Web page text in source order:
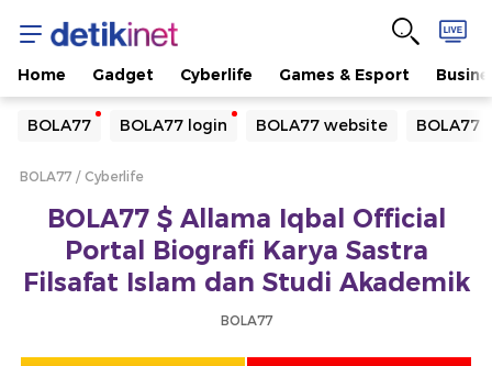
Home Gadget Cyberlife Games & Esport
BOLA77 BOLA77 login BOLA77 website BOLA77
Yang sedang ramai dicari
Loading...
Loading...
BOLA77 Cyberlife
BOLA77 $ Allama Iqbal Official
Portal Biografi Karya Sastra
Filsafat Islam dan Studi Akademik
BOLA77